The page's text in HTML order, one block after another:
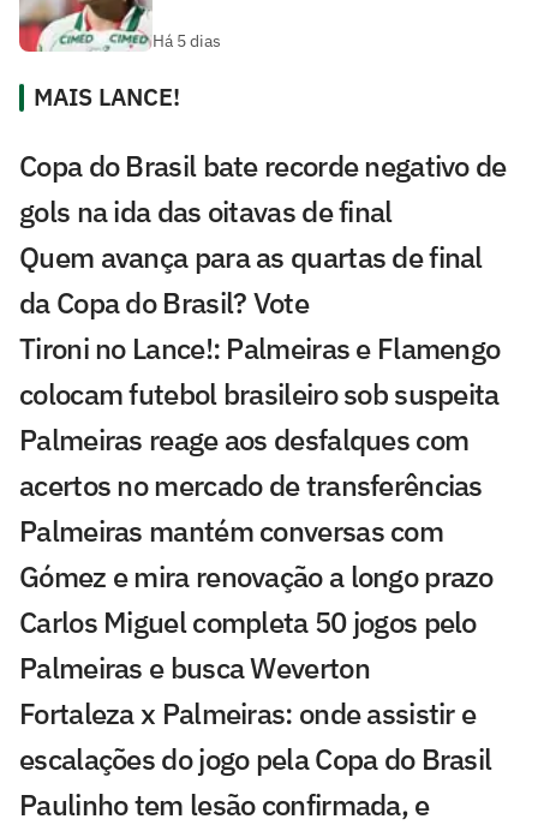
Há 5 dias
MAIS LANCE!
Copa do Brasil bate recorde negativo de
gols na ida das oitavas de final
Quem avança para as quartas de final
da Copa do Brasil? Vote
Tironi no Lance!: Palmeiras e Flamengo
colocam futebol brasileiro sob suspeita
Palmeiras reage aos desfalques com
acertos no mercado de transferências
Palmeiras mantém conversas com
Gómez e mira renovação a longo prazo
Carlos Miguel completa 50 jogos pelo
Palmeiras e busca Weverton
Fortaleza x Palmeiras: onde assistir e
escalações do jogo pela Copa do Brasil
Paulinho tem lesão confirmada, e